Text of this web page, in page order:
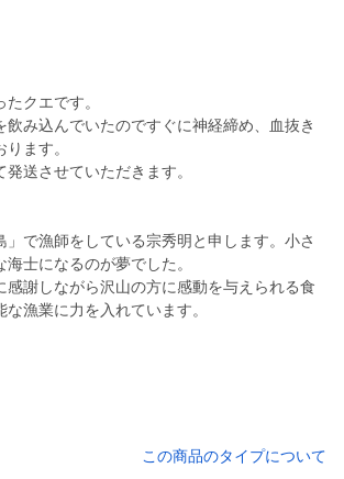
クエです。
飲み込んでいたのですぐに神経締め、血抜き
ます。
送させていただきます。
」で漁師をしている宗秀明と申します。小さ
士になるのが夢でした。
感謝しながら沢山の方に感動を与えられる食
な漁業に力を入れています。
この商品のタイプについて